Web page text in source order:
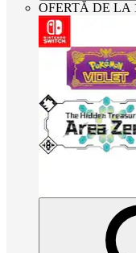
OFERTĂ DE LA